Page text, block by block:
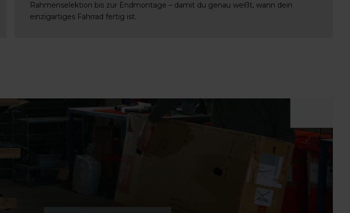
Rahmenselektion bis zur Endmontage – damit du genau weißt, wann dein
einzigartiges Fahrrad fertig ist.